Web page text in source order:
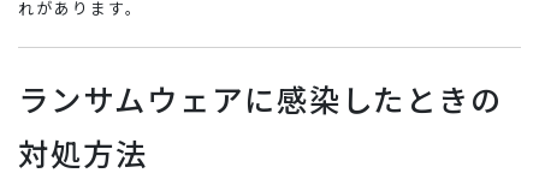
れがあります。
ランサムウェアに感染したときの
対処方法